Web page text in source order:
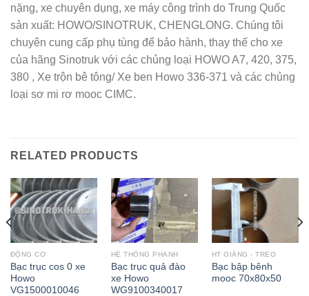
nặng, xe chuyên dụng, xe máy công trình do Trung Quốc
sản xuất: HOWO/SINOTRUK, CHENGLONG. Chúng tôi
chuyên cung cấp phụ tùng để bảo hành, thay thế cho xe
của hãng Sinotruk với các chủng loại HOWO A7, 420, 375,
380 , Xe trộn bê tông/ Xe ben Howo 336-371 và các chủng
loại sơ mi rơ mooc CIMC.
RELATED PRODUCTS
ĐỘNG CƠ
Bạc trục cos 0 xe
Howo
VG1500010046
HỆ THỐNG PHANH
Bạc trục quả đào
xe Howo
WG9100340017
HT GIẰNG - TREO
Bạc bập bênh
mooc 70x80x50